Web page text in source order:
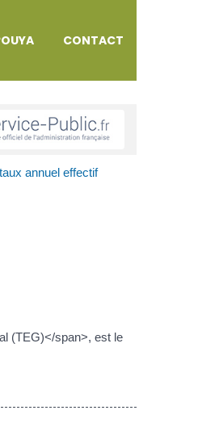
CONTACT
annuel effectif
(TEG)</span>, est le